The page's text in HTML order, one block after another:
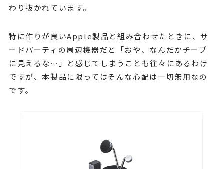
わり抜かれています。
特に作りが良いApple製品と組み合わせたときに、サ
ードパーティの周辺機器だと「おや、なんだかチープ
に見えるな…」と感じてしまうことも往々にあるわけ
ですが、本製品に限ってはそんな心配は一切無用なの
です。